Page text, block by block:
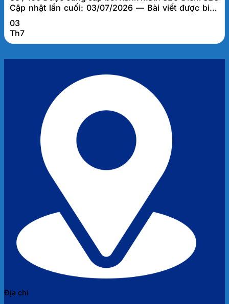
Cập nhật lần cuối: 03/07/2026 — Bài viết được biên
soạn bởi đội ngũ tư vấn thuế FATO, dựa trên kinh
nghiệm thực tế hỗ trợ hơn 1.000 doanh nghiệp tại Đà
Nẵng và khu vực miền Trung. Miễn thuế TNDN 3 năm
03
Th7
Địa chỉ